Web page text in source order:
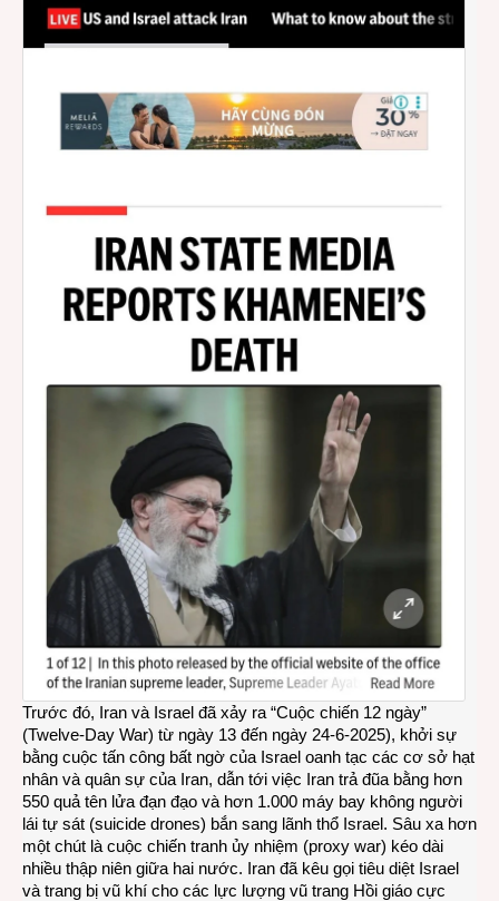
Trước đó, Iran và Israel đã xảy ra “Cuộc chiến 12 ngày”
(Twelve-Day War) từ ngày 13 đến ngày 24-6-2025), khởi sự
bằng cuộc tấn công bất ngờ của Israel oanh tạc các cơ sở hạt
nhân và quân sự của Iran, dẫn tới việc Iran trả đũa bằng hơn
550 quả tên lửa đạn đạo và hơn 1.000 máy bay không người
lái tự sát (suicide drones) bắn sang lãnh thổ Israel. Sâu xa hơn
một chút là cuộc chiến tranh ủy nhiệm (proxy war) kéo dài
nhiều thập niên giữa hai nước. Iran đã kêu gọi tiêu diệt Israel
và trang bị vũ khí cho các lực lượng vũ trang Hồi giáo cực